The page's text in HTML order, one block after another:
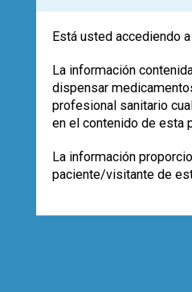
Está usted accediendo
La información
dispensar
profesional sanitario
en el contenido de esta
La información
paciente/visitante de